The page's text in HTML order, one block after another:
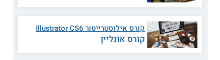
קהל היעד של הקורס הינו:
בעלי חוש אסתטי ועיצובי וראייה מרחבית,
קורס אילוסטרייטור Illustrator CS6
קורס אונליין